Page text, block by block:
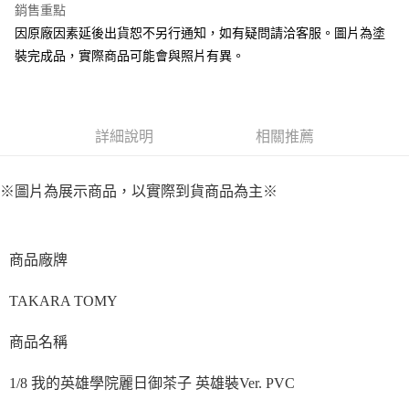
相關說明
1.本服務由台灣大哥大提供，台灣大哥大用戶可立即使用無須另外申請。
3.實際核准額度、可分期數及費用金額請依後續交易確認頁面所載為準。
4.訂單成立30分鐘內，如未前往確認交易或遇審核未通過，訂單將自動取
【繳款方式說明】
帳／街口支付／iPASS MONEY」等通路繳費。
1.本服務係由「台灣大哥大股份有限公司」（以下簡稱本公司）所提供，讓
買賣價金債權讓與本公司後，依約使用本公司帳單繳交帳款。
資料（包含姓名、電話或地址）提供予台灣大哥大進項蒐集、處理及利用，
由本公司與您本人進行分期帳單所需資料之確認、核對及更正。
ATM付款
預購-宅配(離島)(舊)
東海門市自取，需自備購物袋取貨唷。
銷售重點
因原廠因素延後出貨恕不另行通知，如有疑問請洽客服。圖片為塗
裝完成品，實際商品可能會與照片有異。
詳細說明 相關推薦
※圖片為展示商品，以實際到貨商品為主※
商品廠牌
TAKARA TOMY
商品名稱
1/8 我的英雄學院麗日御茶子 英雄裝Ver. PVC